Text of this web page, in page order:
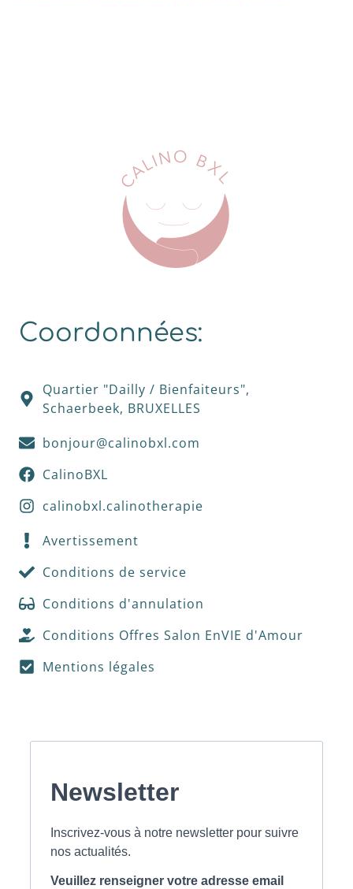
Coordonnées:
Quartier "Dailly / Bienfaiteurs",
Schaerbeek, BRUXELLES
bonjour@calinobxl.com
CalinoBXL
calinobxl.calinotherapie
Avertissement
Conditions de service
Conditions d'annulation
Conditions Offres Salon EnVIE d'Amour
Mentions légales